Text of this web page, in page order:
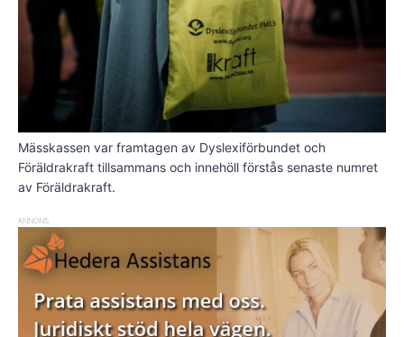
Mässkassen var framtagen av Dyslexiförbundet och
Föräldrakraft tillsammans och innehöll förstås senaste numret
av Föräldrakraft.
ANNONS